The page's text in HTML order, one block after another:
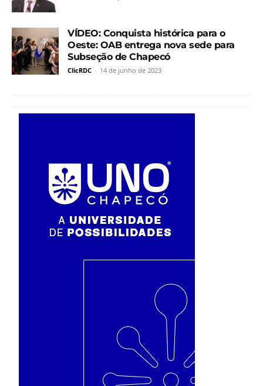
VÍDEO: Conquista histórica para o
Oeste: OAB entrega nova sede para
Subseção de Chapecó
ClicRDC - 14 de junho de 2023